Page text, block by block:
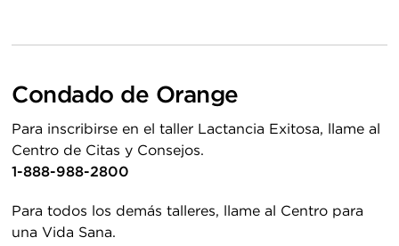
Condado de Orange
Para inscribirse en el taller Lactancia Exitosa, llame al
Centro de Citas y Consejos.
1-888-988-2800
Para todos los demás talleres, llame al Centro para
una Vida Sana.